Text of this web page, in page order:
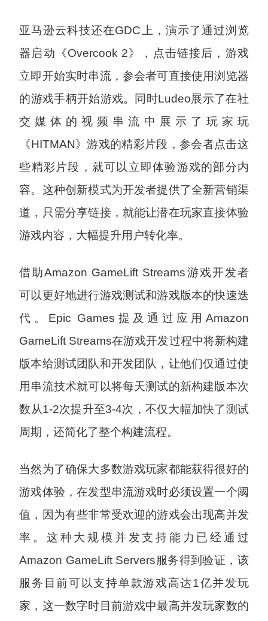
亚马逊云科技还在GDC上，演示了通过浏览
器启动《Overcook 2》，点击链接后，游戏
立即开始实时串流，参会者可直接使用浏览器
的游戏手柄开始游戏。同时Ludeo展示了在社
交媒体的视频串流中展示了玩家玩
《HITMAN》游戏的精彩片段，参会者点击这
些精彩片段，就可以立即体验游戏的部分内
容。这种创新模式为开发者提供了全新营销渠
道，只需分享链接，就能让潜在玩家直接体验
游戏内容，大幅提升用户转化率。
借助Amazon GameLift Streams游戏开发者
可以更好地进行游戏测试和游戏版本的快速迭
代。Epic Games提及通过应用Amazon
GameLift Streams在游戏开发过程中将新构建
版本给测试团队和开发团队，让他们仅通过使
用串流技术就可以将每天测试的新构建版本次
数从1-2次提升至3-4次，不仅大幅加快了测试
周期，还简化了整个构建流程。
当然为了确保大多数游戏玩家都能获得很好的
游戏体验，在发型串流游戏时必须设置一个阈
值，因为有些非常受欢迎的游戏会出现高并发
率。这种大规模并发支持能力已经通过
Amazon GameLift Servers服务得到验证，该
服务目前可以支持单款游戏高达1亿并发玩
家，这一数字时目前游戏中最高并发玩家数的